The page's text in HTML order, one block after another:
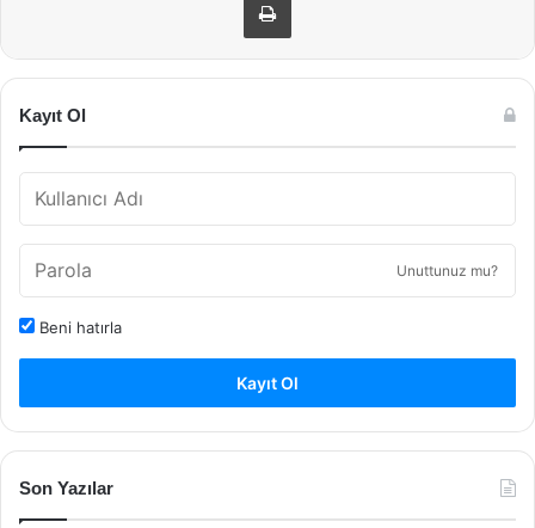
Kayıt Ol
Unuttunuz mu?
Beni hatırla
Kayıt Ol
Son Yazılar